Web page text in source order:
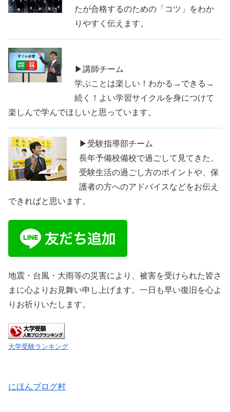
たが合格するのための「コツ」をわか
りやすく伝えます。
▶講師チーム
学ぶことは楽しい！わかる→できる→
続く！よい学習サイクルを身につけて
楽しんで学んでほしいと思っています。
▶受験指導部チーム
長年予備校備校で過ごして見てきた、
受験生活の過ごし方のポイントや、保
護者の方へのアドバイスなどをお伝え
できればと思います。
地震・台風・大雨等の災害により、被害を受けられた皆さ
まに心よりお見舞い申し上げます。一日も早い復旧を心よ
りお祈りいたします。
大学受験ランキング
にほんブログ村